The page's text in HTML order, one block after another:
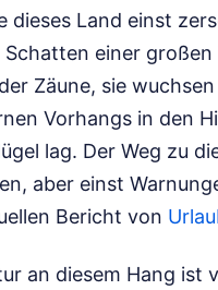
dieses Land einst
einer
Zäune, sie
Vorhangs in den
lag. Der Weg zu
aber einst
Bericht von
an diesem Hang